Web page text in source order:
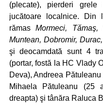
(plecate), pierderi
jucătoare localnice. Din
rămasMormeci,
Muntean, Dobromir,
şi deocamdată sunt 4
(portar, fostă la HC Vlady
Deva), Andreea
Mihaela Pătuleanu (25
dreapta) şi tânăra Raluca